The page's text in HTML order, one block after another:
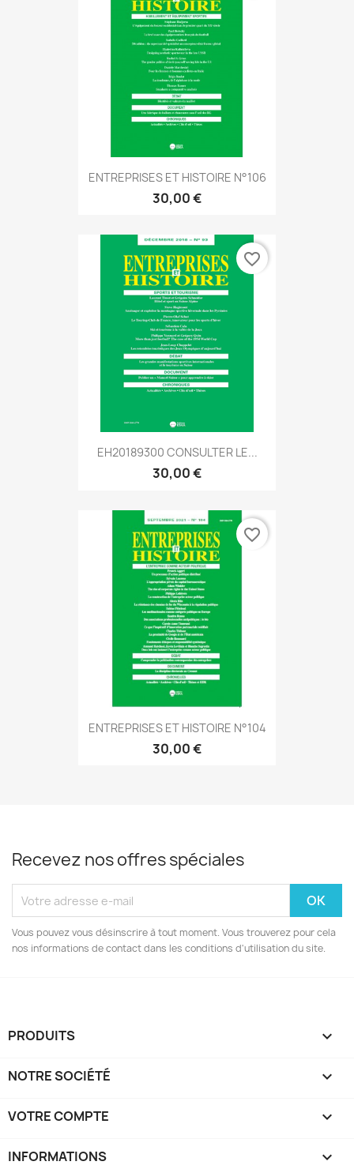
ENTREPRISES ET HISTOIRE N°106
30,00 €
EH20189300 CONSULTER LE...
30,00 €
favorite_border
ENTREPRISES ET HISTOIRE N°104
30,00 €
favorite_border
Recevez nos offres spéciales
Vous pouvez vous désinscrire à tout moment. Vous trouverez pour cela
nos informations de contact dans les conditions d'utilisation du site.
PRODUITS 
NOTRE SOCIÉTÉ 
VOTRE COMPTE 
INFORMATIONS keyboard_arrow_down